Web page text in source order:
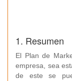
1. Resumen
El Plan de
empresa, sea
de este se